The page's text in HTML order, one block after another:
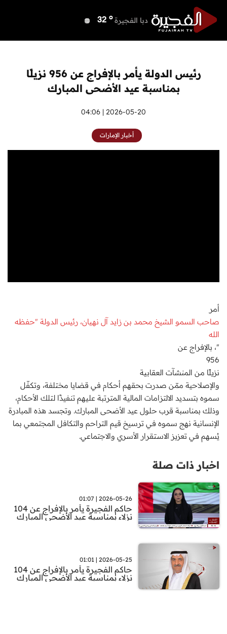
دبا الفجيرة 32 o
عجمان
أم القيوين 40 o
راس الخيمة o
الفجيرة 31 o
رئيس الدولة يأمر بالإفراج عن 956 نزيلًا
بمناسبة عيد الأضحى المبارك
2026-05-20 | 04:06
أخبار الإمارات
أمر
صاحب السمو الشيخ محمد بن زايد آل نهيان، رئيس الدولة "حفظه
الله
"، بالإفراج عن
956
نزيلًا من المنشآت العقابية
والإصلاحية ممّن صدرت بحقهم أحكام في قضايا مختلفة، وتكفّل
سموه بتسديد الالتزامات المالية المترتبة عليهم تنفيذًا لتلك الأحكام،
وذلك بمناسبة قرب حلول عيد الأضحى المبارك. وتجسد هذه المبادرة
الإنسانية نهج سموه في ترسيخ قيم التراحم والتكافل المجتمعي بما
يُسهم في تعزيز الاستقرار الأسري والاجتماعي.
اخبار ذات صلة
2026-05-26 | 01:07
حاكم الفجيرة يأمر بالإفراج عن 104
نزلاء بمناسبة عيد الأضحى المبارك
2026-05-25 | 01:01
حاكم الفجيرة يأمر بالإفراج عن 104
نزلاء بمناسبة عيد الأضحى المبارك